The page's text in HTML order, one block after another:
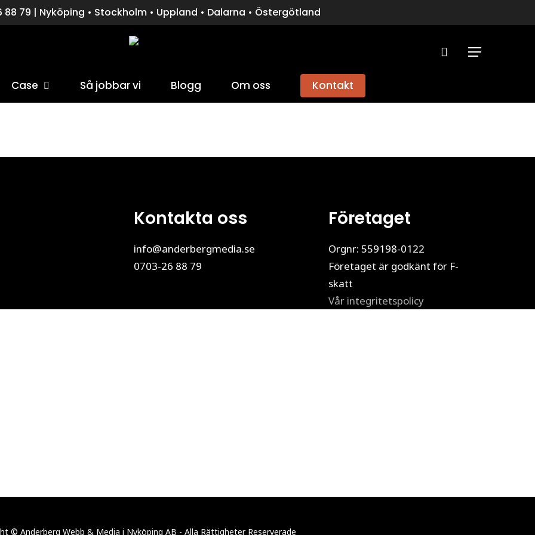
79 | Nyköping • Stockholm • Uppland • Dalarna • Östergötland
att stänga fönstret.
Menu
Case Så jobbar vi Blogg Om oss Kontakt
Kontakta oss
info@anderbergmedia.se
0703-26 88 79
Företaget
Orgnr: 559198-0122
Företaget är godkänt för F-
skatt
Vår integritetspolicy
© Anderberg Webb & Media i Nyköping AB - Alla Rättigheter Reserverade